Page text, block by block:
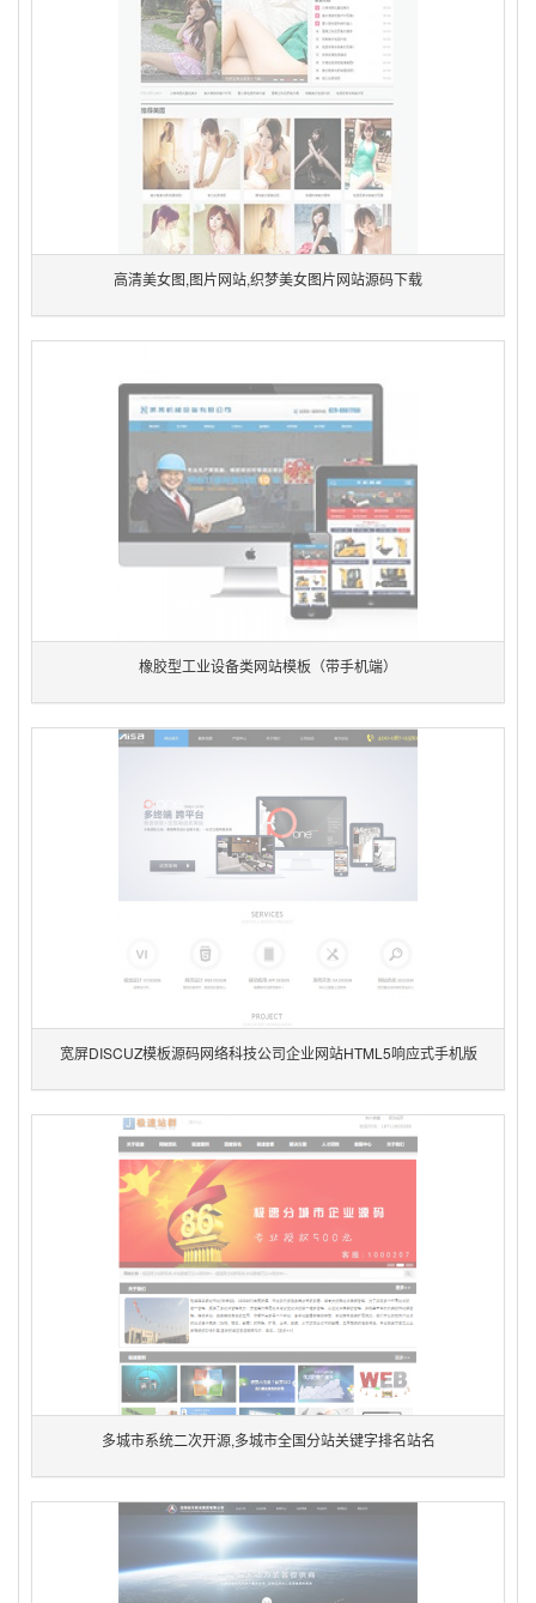
高清美女图,图片网站,织梦美女图片网站源码下载
橡胶型工业设备类网站模板（带手机端）
宽屏DISCUZ模板源码网络科技公司企业网站HTML5响应式手机版
多城市系统二次开源,多城市全国分站关键字排名站名